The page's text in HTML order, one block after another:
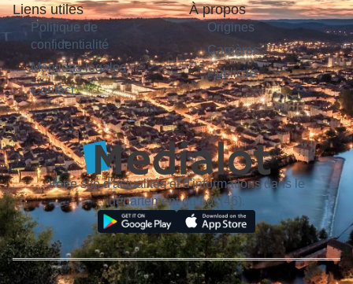
Liens utiles
Politique de
confidentialité
Mentions légales
Contact
À propos
Origines
Carrières
Publicité
Votre site d'actualités et d'informations dans le
département du Lot (46).